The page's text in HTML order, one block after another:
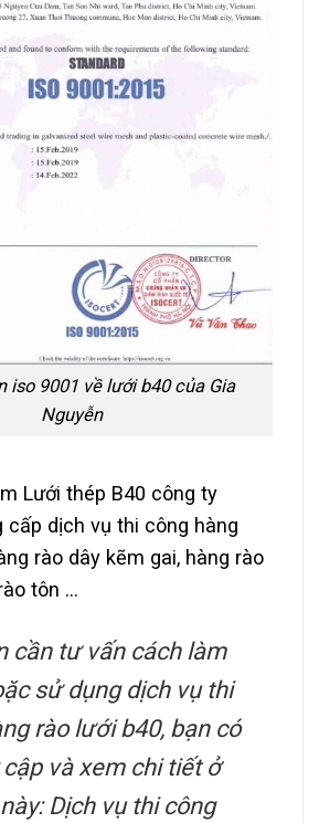
iso 9001 về lưới b40 của Gia
Nguyễn
Lưới thép B40 công ty
cấp dịch vụ thi công hàng
rào dây kẽm gai, hàng rào
tôn …
cần tư vấn cách làm
sử dụng dịch vụ thi
rào lưới b40, bạn có
và xem chi tiết ở
Dịch vụ thi công